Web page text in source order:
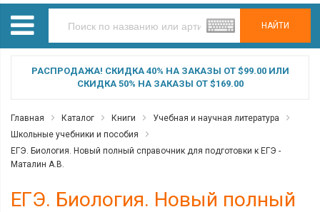
НАЙТИ
РАСПРОДАЖА! СКИДКА 40% НА ЗАКАЗЫ ОТ $99.00 ИЛИ
СКИДКА 50% НА ЗАКАЗЫ ОТ $169.00
Главная Каталог Книги
Учебная и научная литература
Школьные учебники и пособия
ЕГЭ. Биология. Новый полный справочник для подготовки к ЕГЭ -
Маталин А.В.
ЕГЭ. Биология. Новый полный